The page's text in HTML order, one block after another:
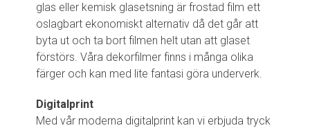
glas eller kemisk glasetsning är frostad film ett
oslagbart ekonomiskt alternativ då det går att
byta ut och ta bort filmen helt utan att glaset
förstörs. Våra dekorfilmer finns i många olika
färger och kan med lite fantasi göra underverk.
Digitalprint
Med vår moderna digitalprint kan vi erbjuda tryck